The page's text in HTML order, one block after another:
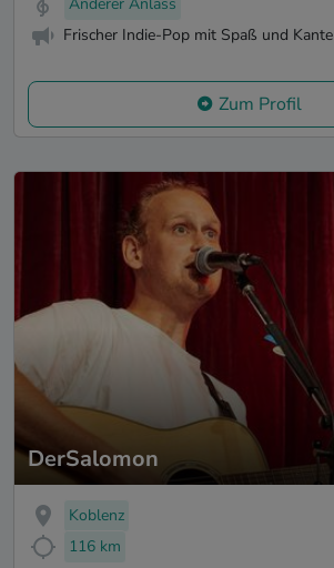
Frischer Indie-Pop mit Spaß und Kante
Zum Profil
DerSalomon
Koblenz
116 km